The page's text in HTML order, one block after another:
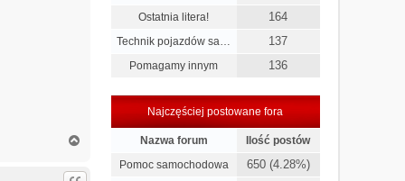
g
Ostatnia litera! 164
Technik pojazdów sa… 137
Pomagamy innym 136
Najczęściej postowane fora
Nazwa forum
Ilość postów
Pomoc samochodowa
650 (4.28%)